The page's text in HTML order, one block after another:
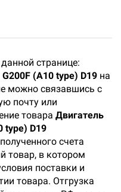
странице:
(A10 type) D19 на
можно связавшись с
почту или
товара Двигатель
type) D19
счета
товар, в котором
поставки и
товара. Отгрузка